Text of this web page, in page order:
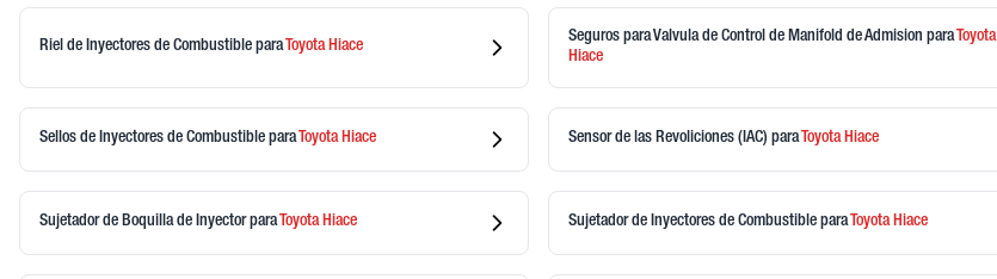
Riel de Inyectores de Combustible para ToyotaHiace
Seguros para Valvula de Control de Manifold de Admision paraToyota
Hiace
Sellos de Inyectores de Combustible para ToyotaHiace Sensor de las Revoliciones (IAC) para ToyotaHiace
Sujetador de Boquilla de Inyector para ToyotaHiace Sujetador de Inyectores de Combustible para ToyotaHiace